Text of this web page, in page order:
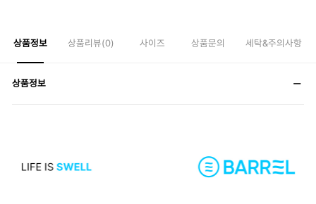
상품정보 상품리뷰(0) 사이즈 상품문의 세탁&주의사항
상품정보